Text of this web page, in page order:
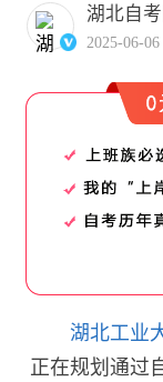
湖北自
2025-06-
湖北工业
正在规划通过